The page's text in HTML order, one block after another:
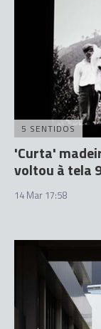
5 SENTIDOS
'Curta'
voltou à tela
14 Mar 17:58